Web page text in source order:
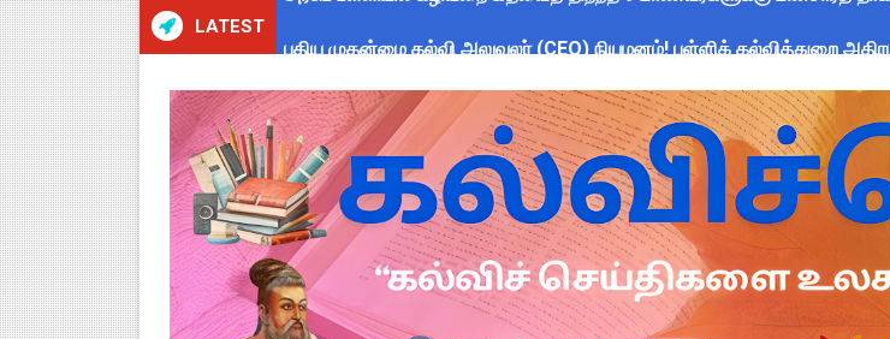
LATEST
TN CPS Teachers News: மறுநியமனம் பெற்ற ஆசிரியர்களுக்கு ஊதியம்
TN Teachers Leave Rules: மருத்துவ விடுப்பு எடுக்கும்
Census 2027: ஆசிரியர்களுக்கு அரைநாள் OD அனுமதி - கரூர் CEO
TN Budget Assembly Schedule 2026: பள்ளிக்கல்வித்துறை மீதான